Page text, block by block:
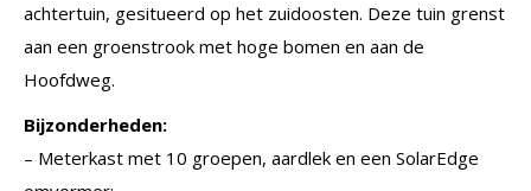
achtertuin, gesitueerd op het zuidoosten. Deze tuin grenst
aan een groenstrook met hoge bomen en aan de
Hoofdweg.
Bijzonderheden:
– Meterkast met 10 groepen, aardlek en een SolarEdge